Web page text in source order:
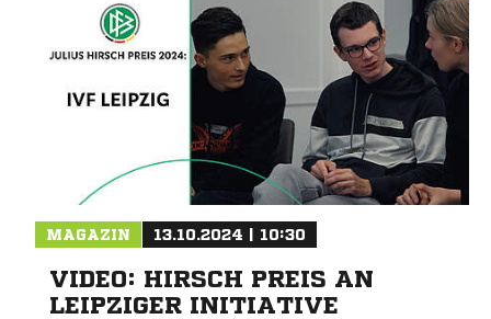
MAGAZIN 13.10.2024 | 10:30
VIDEO: HIRSCH PREIS AN
LEIPZIGER INITIATIVE